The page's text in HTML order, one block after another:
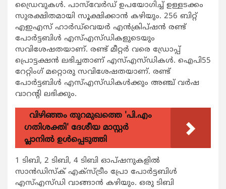
ഡ്രൈവുകള്‍. പാസ്‌വേര്‍ഡ് ഉപയോഗിച്ച് ഉള്ളടക്കം
സുരക്ഷിതമായി സൂക്ഷിക്കാന്‍ കഴിയും. 256 ബിറ്റ്
എഇഎസ് ഹാര്‍ഡ്‌വെയര്‍ എന്‍ക്രിപ്ഷന്‍ രണ്ട്
പോര്‍ട്ടബിള്‍ എസ്എസ്ഡികളുടെയും
സവിശേഷതയാണ്. രണ്ട് മീറ്റര്‍ വരെ ഡ്രോപ്പ്
പ്രൊട്ടക്ഷന്‍ ലഭിച്ചതാണ് എസ്എസ്ഡികള്‍. ഐപി55
റേറ്റിംഗ് മറ്റൊരു സവിശേഷതയാണ്. രണ്ട്
പോര്‍ട്ടബിള്‍ എസ്എസ്ഡികള്‍ക്കും അഞ്ച് വര്‍ഷ
വാറന്റി ലഭിക്കും.
വിഴിഞ്ഞം തുറമുഖത്തെ 'പി.എം
ഗതിശക്തി' ദേശീയ മാസ്റ്റർ
പ്ലാനിൽ ഉൾപ്പെടുത്തി
1 ടിബി, 2 ടിബി, 4 ടിബി ഓപ്ഷനുകളില്‍
സാന്‍ഡിസ്‌ക് എക്‌സ്ട്രീം പ്രോ പോര്‍ട്ടബിള്‍
എസ്എസ്ഡി വാങ്ങാന്‍ കഴിയും. ഒരു ടിബി